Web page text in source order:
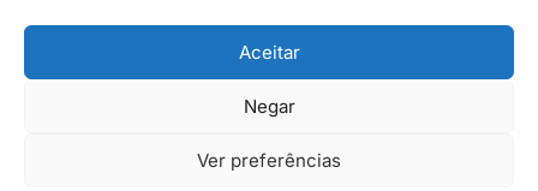
Aceitar
Negar
Ver preferências
Combos
Jeans Kits Masculino